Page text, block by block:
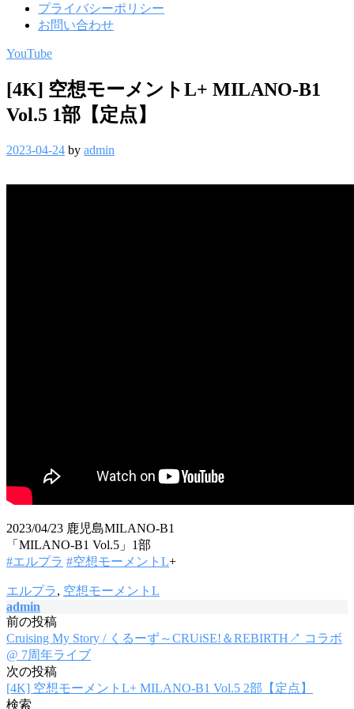
プライバシーポリシー
お問い合わせ
YouTube
[4K] 空想モーメントL+ MILANO-B1
Vol.5 1部【定点】
2023-04-24 by admin
2023/04/23 鹿児島MILANO-B1
「MILANO-B1 Vol.5」1部
#エルプラ #空想モーメントL+
エルプラ, 空想モーメントL
admin
投
稿
ナ
ビ
前の投稿
Cruising My Story / くるーず～CRUiSE!＆REBIRTH↗︎ コラボ
@ 7周年ライブ
次の投稿
[4K] 空想モーメントL+ MILANO-B1 Vol.5 2部【定点】
検索